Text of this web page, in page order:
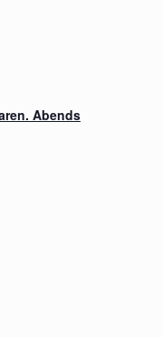
Abends